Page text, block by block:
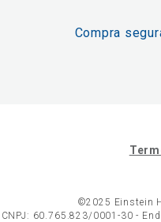
Compra
©2025 Einstein
CNPJ: 60.765.823/0001-30 -